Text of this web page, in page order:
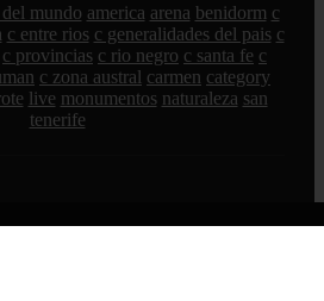
mundo america arena benidorm c
c entre rios c generalidades del pais c
c provincias c rio negro c santa fe c
c zona austral carmen category
live monumentos naturaleza san
tenerife